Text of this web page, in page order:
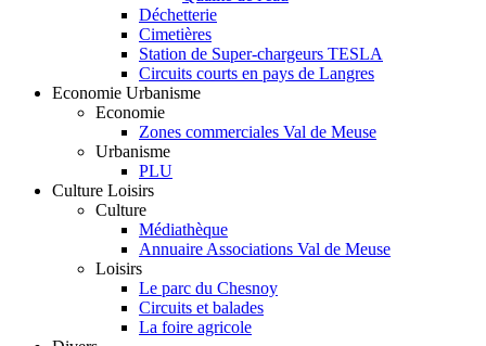
Déchetterie
Cimetières
Station de Super-chargeurs TESLA
Circuits courts en pays de Langres
Economie Urbanisme
Economie
Zones commerciales Val de Meuse
Urbanisme
PLU
Culture Loisirs
Culture
Médiathèque
Annuaire Associations Val de Meuse
Loisirs
Le parc du Chesnoy
Circuits et balades
La foire agricole